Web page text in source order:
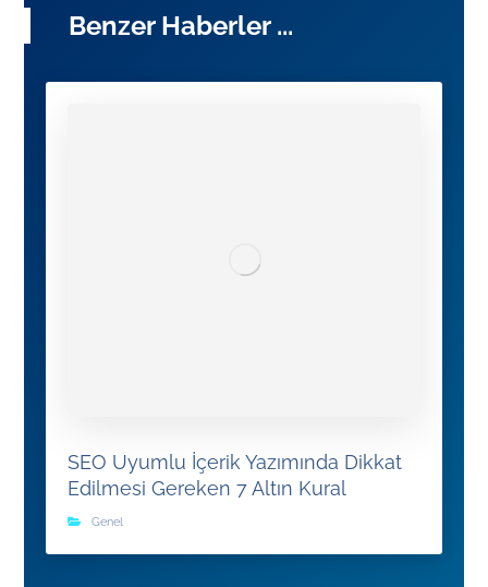
Benzer Haberler ...
SEO Uyumlu İçerik Yazımında Dikkat
Edilmesi Gereken 7 Altın Kural
Genel